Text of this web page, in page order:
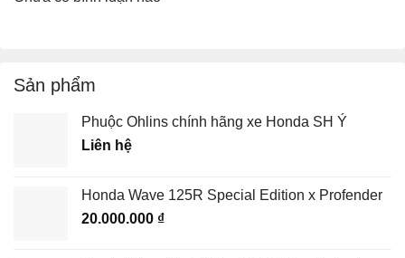
Sản phẩm
Phuộc Ohlins chính hãng xe Honda SH Ý
Liên hệ
Honda Wave 125R Special Edition x Profender
20.000.000 ₫